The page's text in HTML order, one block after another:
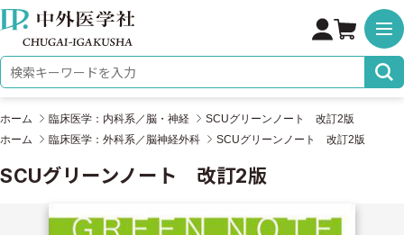
株式会社 中外医学社
検索キーワード
ホーム 臨床医学：内科系／脳・神経
SCUグリーンノート 改訂2版
ホーム
臨床医学：外科系／脳神経外科 SCUグリーンノート 改訂2版
SCUグリーンノート 改訂2版